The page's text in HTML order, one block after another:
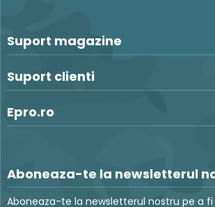
Suport magazine
Suport clienti
Epro.ro
Aboneaza-te la newsletterul
Aboneaza-te la newsletterul nostru pe a